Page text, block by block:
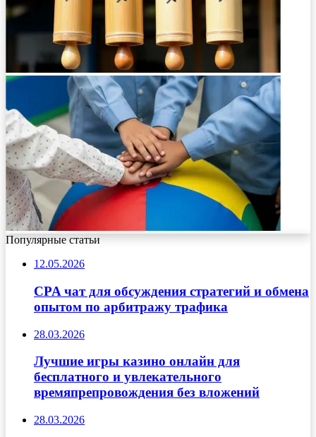
Популярные статьи
12.05.2026
CPA чат для обсуждения стратегий и обмена
опытом по арбитражу трафика
28.03.2026
Лучшие игры казино онлайн для
бесплатного и увлекательного
времяпрепровождения без вложений
28.03.2026